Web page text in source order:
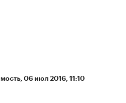
⁠, 06 июл 2016, 11:10